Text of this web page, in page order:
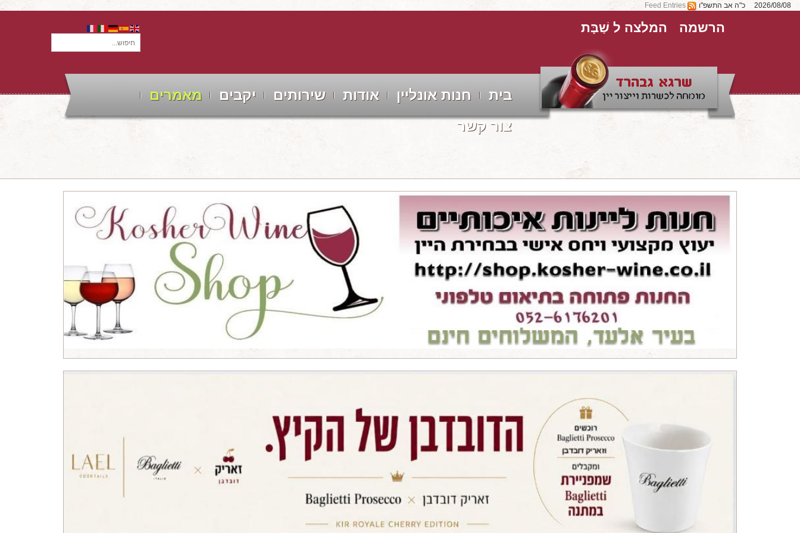
כ"ה אב התשפ"ו Feed Entries
חיפוש...
הרשמה המלצה ל שַׁבָּת
בית חנות אונליין אודות שירותים יקבים
מאמרים
צור קשר